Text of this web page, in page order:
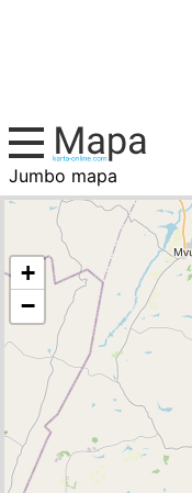
Jumbo mapa
, la lista de ciudades
+
−